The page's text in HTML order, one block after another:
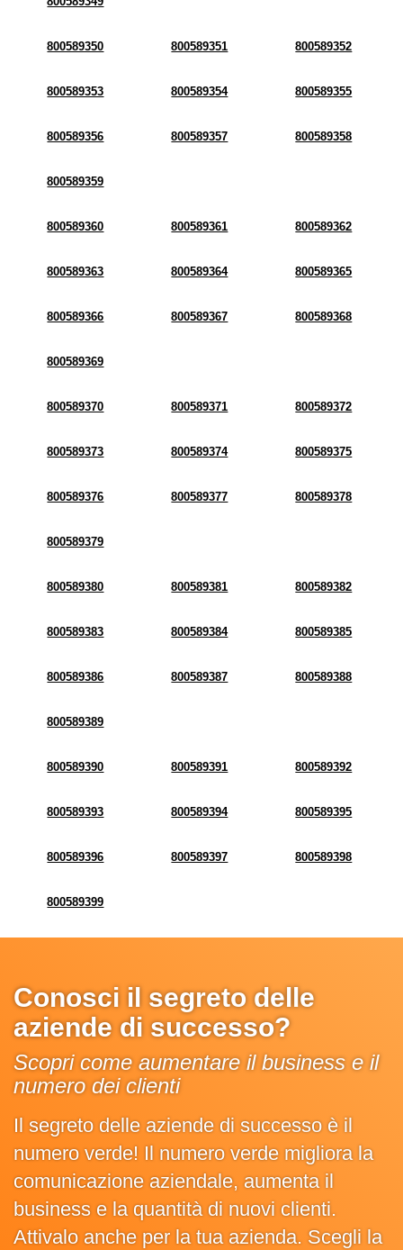
800589350 800589351 800589352
800589353 800589354 800589355
800589356 800589357 800589358
800589359
800589360 800589361 800589362
800589363 800589364 800589365
800589366 800589367 800589368
800589369
800589370 800589371 800589372
800589373 800589374 800589375
800589376 800589377 800589378
800589379
800589380 800589381 800589382
800589383 800589384 800589385
800589386 800589387 800589388
800589389
800589390 800589391 800589392
800589393 800589394 800589395
800589396 800589397 800589398
800589399
Conosci il segreto delle
aziende di successo?
Scopri come aumentare il business e il
numero dei clienti
Il segreto delle aziende di successo è il
numero verde! Il numero verde migliora la
comunicazione aziendale, aumenta il
business e la quantità di nuovi clienti.
Attivalo anche per la tua azienda. Scegli la